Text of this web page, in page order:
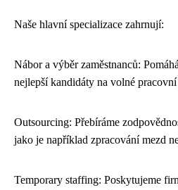
Naše hlavní specializace zahrnují:
Nábor a výběr zaměstnanců:
nejlepší kandidáty na volné
Outsourcing: Přebíráme
jako je například zpracování mezd
Temporary staffing: Poskytujeme